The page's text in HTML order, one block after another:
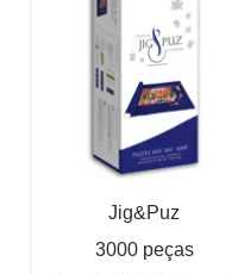
Jig&Puz
3000 peças